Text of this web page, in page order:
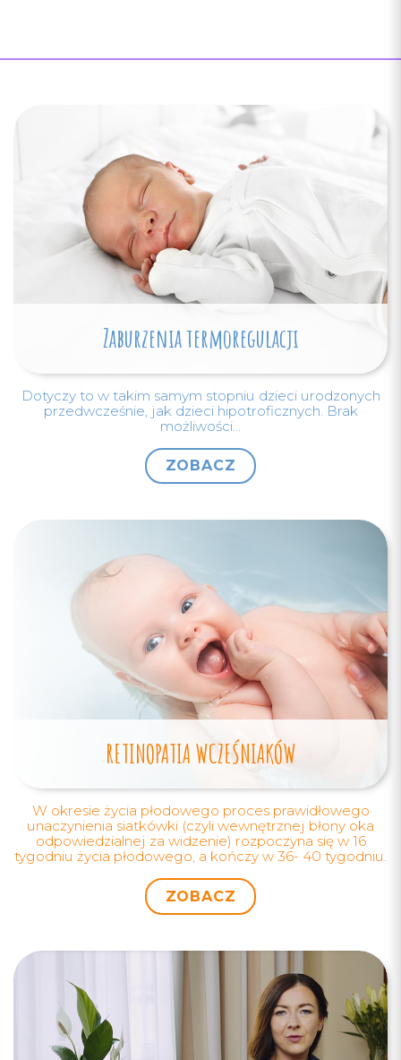
Zaburzenia termoregulacji
Dotyczy to w takim samym stopniu dzieci urodzonych
przedwcześnie, jak dzieci hipotroficznych. Brak
możliwości...
ZOBACZ
RETINOPATIA WCZEŚNIAKÓW
W okresie życia płodowego proces prawidłowego
unaczynienia siatkówki (czyli wewnętrznej błony oka
odpowiedzialnej za widzenie) rozpoczyna się w 16
tygodniu życia płodowego, a kończy w 36- 40 tygodniu.
ZOBACZ